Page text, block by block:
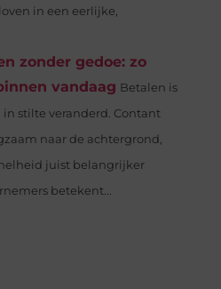
in een eerlijke,
zonder gedoe: zo
vandaag Betalen is
stilte veranderd. Contant
naar de achtergrond,
juist belangrijker
betekent...